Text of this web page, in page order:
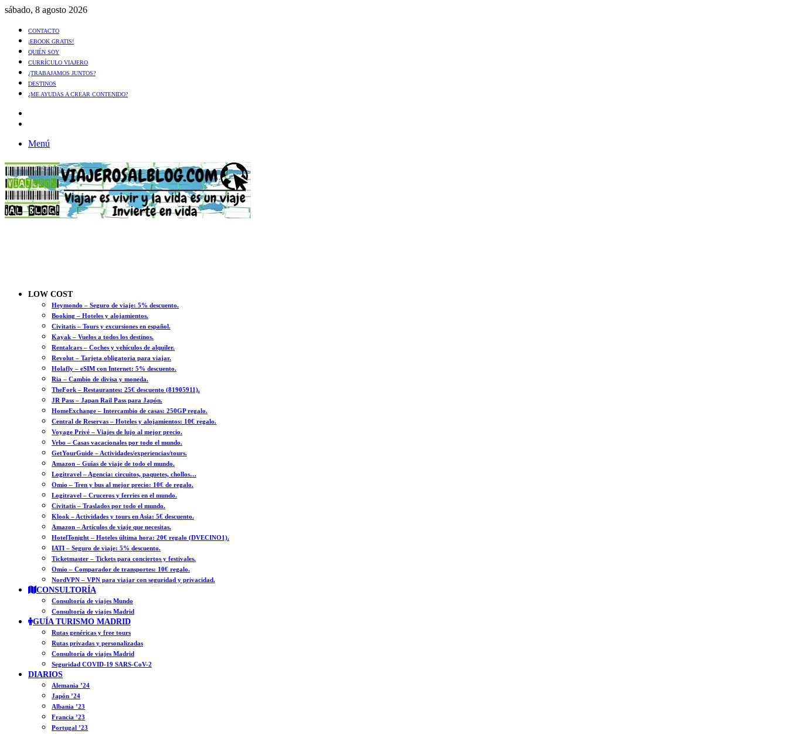
sábado, 8 agosto 2026
CONTACTO
¡EBOOK GRATIS!
QUIÉN SOY
CURRÍCULO VIAJERO
¿TRABAJAMOS JUNTOS?
DESTINOS
¿ME AYUDAS A CREAR CONTENIDO?
Menú
LOW COST
Heymondo – Seguro de viaje: 5% descuento.
Booking – Hoteles y alojamientos.
Civitatis – Tours y excursiones en español.
Kayak – Vuelos a todos los destinos.
Rentalcars – Coches y vehículos de alquiler.
Revolut – Tarjeta obligatoria para viajar.
Holafly – eSIM con Internet: 5% descuento.
Ria – Cambio de divisa y moneda.
TheFork – Restaurantes: 25€ descuento (81905911).
JR Pass – Japan Rail Pass para Japón.
HomeExchange – Intercambio de casas: 250GP regalo.
Central de Reservas – Hoteles y alojamientos: 10€ regalo.
Voyage Privé – Viajes de lujo al mejor precio.
Vrbo – Casas vacacionales por todo el mundo.
GetYourGuide – Actividades/experiencias/tours.
Amazon – Guías de viaje de todo el mundo.
Logitravel – Agencia: circuitos, paquetes, chollos…
Omio – Tren y bus al mejor precio: 10€ de regalo.
Logitravel – Cruceros y ferries en el mundo.
Civitatis – Traslados por todo el mundo.
Klook – Actividades y tours en Asia: 5€ descuento.
Amazon – Artículos de viaje que necesitas.
HotelTonight – Hoteles última hora: 20€ regalo (DVECINO1).
IATI – Seguro de viaje: 5% descuento.
Ticketmaster – Tickets para conciertos y festivales.
Omio – Comparador de transportes: 10€ regalo.
NordVPN – VPN para viajar con seguridad y privacidad.
CONSULTORÍA
Consultoría de viajes Mundo
Consultoría de viajes Madrid
GUÍA TURISMO MADRID
Rutas genéricas y free tours
Rutas privadas y personalizadas
Consultoría de viajes Madrid
Seguridad COVID-19 SARS-CoV-2
DIARIOS
Alemania ’24
Japón ’24
Albania ’23
Francia ’23
Portugal ’23